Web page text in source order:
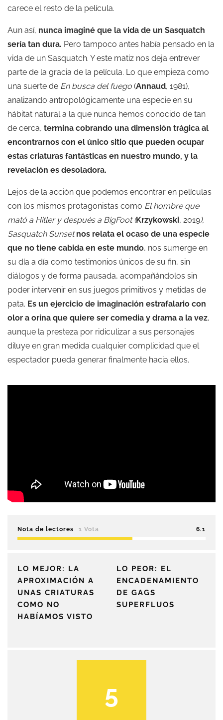
carece el resto de la película.
Aun así, nunca imaginé que la vida de un Sasquatch
sería tan dura. Pero tampoco antes había pensado en la
vida de un Sasquatch. Y este matiz nos deja entrever
parte de la gracia de la película. Lo que empieza como
una suerte de En busca del fuego (Annaud, 1981),
analizando antropológicamente una especie en su
hábitat natural a la que nunca hemos conocido de tan
de cerca, termina cobrando una dimensión trágica al
encontrarnos con el único sitio que pueden ocupar
estas criaturas fantásticas en nuestro mundo, y la
revelación es desoladora.
Lejos de la acción que podemos encontrar en películas
con los mismos protagonistas como El hombre que
mató a Hitler y después a BigFoot (Krzykowski, 2019),
Sasquatch Sunset nos relata el ocaso de una especie
que no tiene cabida en este mundo, nos sumerge en
su día a día como testimonios únicos de su fin, sin
diálogos y de forma pausada, acompañándolos sin
poder intervenir en sus juegos primitivos y metidas de
pata. Es un ejercicio de imaginación estrafalario con
olor a orina que quiere ser comedia y drama a la vez,
aunque la presteza por ridiculizar a sus personajes
diluye en gran medida cualquier complicidad que el
espectador pueda generar finalmente hacia ellos.
Nota de lectores 1 Vota 6.1
LO MEJOR: LA
APROXIMACIÓN A
UNAS CRIATURAS
COMO NO
HABÍAMOS VISTO
LO PEOR: EL
ENCADENAMIENTO
DE GAGS
SUPERFLUOS
5